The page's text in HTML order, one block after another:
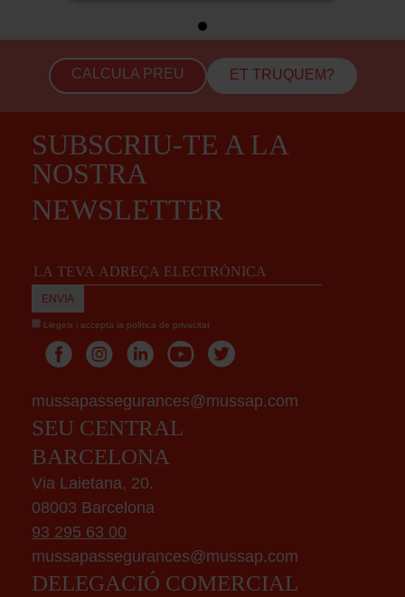
CALCULA PREU ET TRUQUEM?
SUBSCRIU-TE A LA
NOSTRA
NEWSLETTER
Llegeix i accepta la política de privacitat
mussapassegurances@mussap.com
SEU CENTRAL
BARCELONA
Via Laietana, 20.
08003 Barcelona
93 295 63 00
mussapassegurances@mussap.com
DELEGACIÓ COMERCIAL